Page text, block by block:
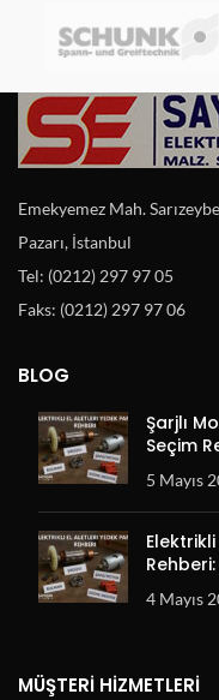
Emekyemez Mah.
Pazarı, İstanbul
Tel: (0212) 297 97 05
Faks: (0212) 297 97 06
BLOG
Şarjlı
Seçim
5 Mayıs
4 Mayıs
MÜŞTERI HIZMETLERI